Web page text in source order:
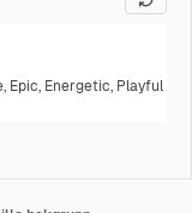
, Epic, Energetic, Playful